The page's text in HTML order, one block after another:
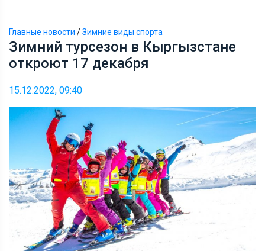
Главные новости /Зимние виды спорта
Зимний турсезон в Кыргызстане
откроют 17 декабря
15.12.2022, 09:40